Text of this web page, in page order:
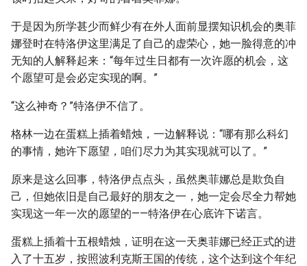
于是因为所学甚少而鲜少有在外人面前显摆知识机会的奥菲
娜登时在特洛伊这里满足了自己的虚荣心，她一脸得意的冲
无知的人解释起来：“每年过生日都有一次许愿的机会，这
个愿望可是会必定实现的啊。”
“这么神奇？”特洛伊不信了。
格林一边在蛋糕上插着蜡烛，一边解释说：“哪有那么科幻
的事情，她许下愿望，咱们尽力为其实现就可以了。”
原来是这么回事，特洛伊点点头，虽然奥菲娜总是欺负自
己，但她依旧是自己最好的朋友之一，她一定会尽全力帮她
实现这一年一次的愿望的——特洛伊在心底许下诺言。
蛋糕上插着十五根蜡烛，证明在这一天奥菲娜已经正式的进
入了十五岁，按照波利克斯王国的传统，这个达到这个年纪